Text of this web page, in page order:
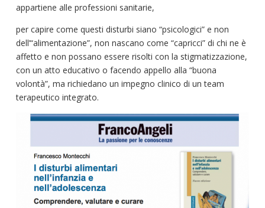
appartiene alle professioni sanitarie,
per capire come questi disturbi siano “psicologici” e non
dell’“alimentazione”, non nascano come “capricci” di chi ne è
affetto e non possano essere risolti con la stigmatizzazione,
con un atto educativo o facendo appello alla “buona
volontà”, ma richiedano un impegno clinico di un team
terapeutico integrato.